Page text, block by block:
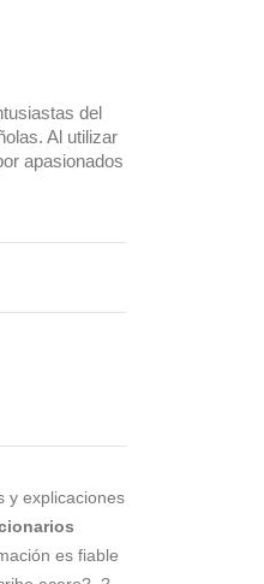
del
Al utilizar
apasionados
y explicaciones
es fiable